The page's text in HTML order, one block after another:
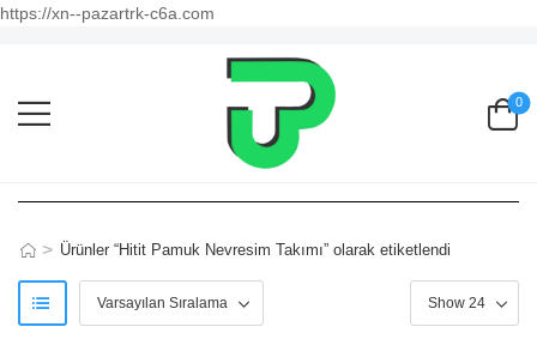
https://xn--pazartrk-c6a.com
0
> Ürünler “Hitit Pamuk Nevresim Takımı” olarak etiketlendi